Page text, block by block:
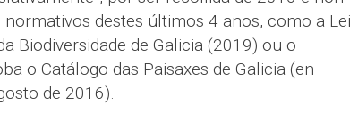
destes últimos 4 anos, como a Lei
Biodiversidade de Galicia (2019) ou o
o Catálogo das Paisaxes de Galicia (en
de 2016).